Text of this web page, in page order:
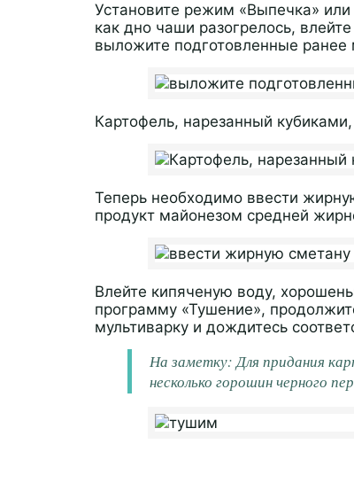
Установите режим «Выпечка»
как дно чаши разогрелось,
выложите подготовленные ранее
Картофель, нарезанный
Теперь необходимо ввести
продукт майонезом средней
Влейте кипяченую воду,
программу «Тушение»,
мультиварку и дождитесь
На заметку:Для придания
несколько горошин черного